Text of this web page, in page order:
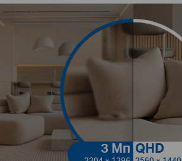
3 Мп QHD